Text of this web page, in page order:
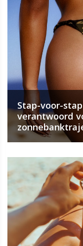
Stap-voor-
verantwoord